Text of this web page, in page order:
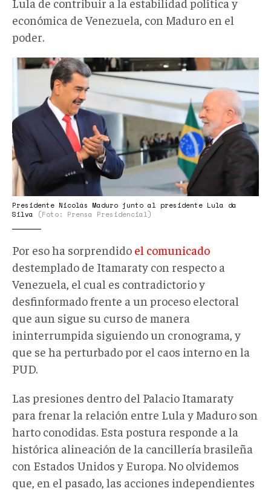
económica de Venezuela, con Maduro en el
poder.
Lula
Nicoolas.jpg
Presidente Nicolás Maduro junto al presidente Lula da
Silva
(Foto: Prensa Presidencial)
Por eso ha sorprendido el comunicado
destemplado de Itamaraty con respecto a
Venezuela, el cual es contradictorio y
desfinformado frente a un proceso electoral
que aun sigue su curso de manera
ininterrumpida siguiendo un cronograma, y
que se ha perturbado por el caos interno en la
PUD.
Las presiones dentro del Palacio Itamaraty
para frenar la relación entre Lula y Maduro son
harto conodidas. Esta postura responde a la
histórica alineación de la cancillería brasileña
con Estados Unidos y Europa. No olvidemos
que, en el pasado, las acciones independientes